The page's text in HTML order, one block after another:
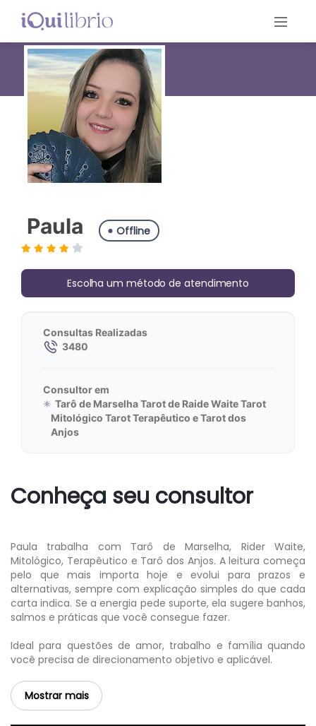
Paula Offline
Escolha um método de atendimento
Consultas Realizadas
3480
Consultor em
Tarô de Marselha Tarot de Raide Waite Tarot
Mitológico Tarot Terapêutico e Tarot dos
Anjos
Conheça seu consultor
Paula trabalha com Tarô de Marselha, Rider Waite,
Mitológico, Terapêutico e Tarô dos Anjos. A leitura começa
pelo que mais importa hoje e evolui para prazos e
alternativas, sempre com explicação simples do que cada
carta indica. Se a energia pede suporte, ela sugere banhos,
salmos e práticas que você consegue fazer.
Ideal para questões de amor, trabalho e família quando
você precisa de direcionamento objetivo e aplicável.
Mostrar mais